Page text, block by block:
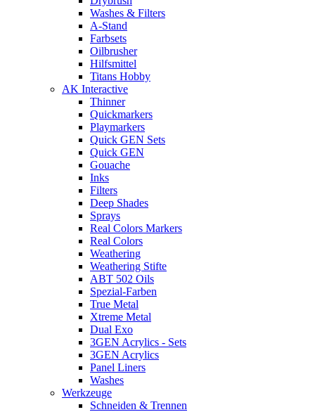
Washes & Filters
A-Stand
Farbsets
Oilbrusher
Hilfsmittel
Titans Hobby
AK Interactive
Thinner
Quickmarkers
Playmarkers
Quick GEN Sets
Quick GEN
Gouache
Inks
Filters
Deep Shades
Sprays
Real Colors Markers
Real Colors
Weathering
Weathering Stifte
ABT 502 Oils
Spezial-Farben
True Metal
Xtreme Metal
Dual Exo
3GEN Acrylics - Sets
3GEN Acrylics
Panel Liners
Washes
Werkzeuge
Schneiden & Trennen